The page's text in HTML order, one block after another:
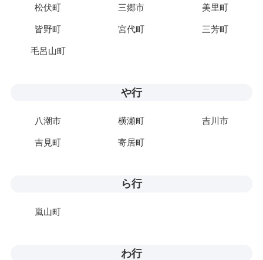
松伏町 三郷市 美里町
皆野町 宮代町 三芳町
毛呂山町
や行
八潮市 横瀬町 吉川市
吉見町 寄居町
ら行
嵐山町
わ行